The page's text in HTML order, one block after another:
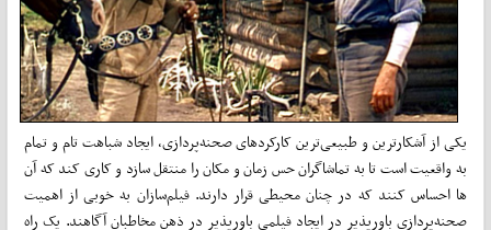
یکی از آشکارترین و طبیعی­‌ترین کارکرد­های صحنه‌­پردازی، ایجاد شباهت تام و تمام
به واقعیت است تا به تماشاگران حس زمان و مکان را منتقل سازد و کاری کند که آن­‌
ها احساس کنند که در چنان محیطی قرار دارند. فیلم­‌سازان به خوبی از اهمیت
صحنه‌پردازی باورپذیر در ایجاد فیلمی باورپذیر در ذهن مخاطبان آگاهند. یک راه